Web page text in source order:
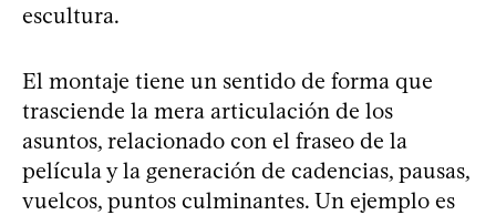
escultura.
El montaje tiene un sentido de forma que
trasciende la mera articulación de los
asuntos, relacionado con el fraseo de la
película y la generación de cadencias, pausas,
vuelcos, puntos culminantes. Un ejemplo es